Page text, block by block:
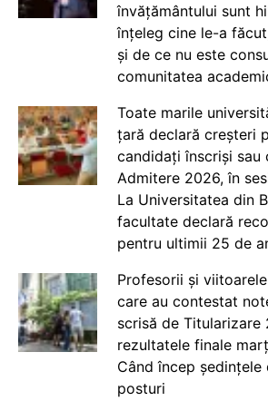
învățământului sunt
înțeleg cine le-a
și de ce nu este
comunitatea
Toate marile
țară declară creșteri
candidați înscriși sau
Admitere 2026, în
La Universitatea din
facultate declară
pentru ultimii 25 de
Profesorii și
care au contestat
scrisă de Titularizare
rezultatele finale
Când încep
posturi